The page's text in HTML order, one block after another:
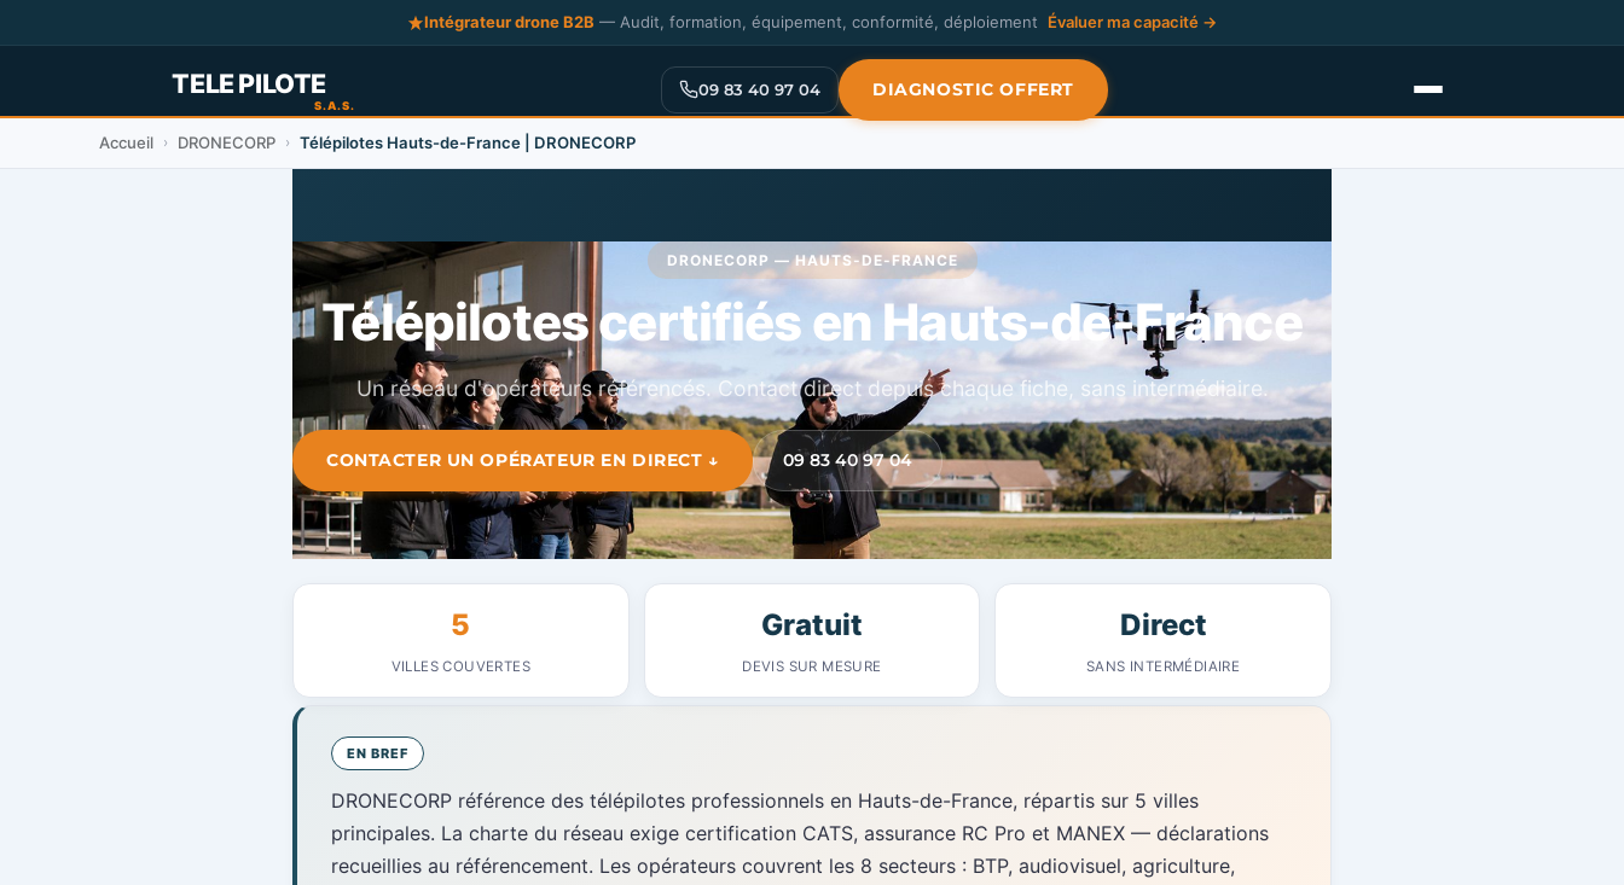
Intégrateur drone B2B — Audit, formation, équipement, conformité, déploiement Évaluer ma capacité →
09 83 40 97 04 DIAGNOSTIC OFFERT
Accueil › DRONECORP › Télépilotes Hauts-de-France | DRONECORP
DRONECORP — HAUTS-DE-FRANCE
Télépilotes certifiés en Hauts-de-France
Un réseau d'opérateurs référencés. Contact direct depuis chaque fiche, sans intermédiaire.
CONTACTER UN OPÉRATEUR EN DIRECT ↓ 09 83 40 97 04
5
VILLES COUVERTES
Gratuit
DEVIS SUR MESURE
Direct
SANS INTERMÉDIAIRE
EN BREF
DRONECORP référence des télépilotes professionnels en Hauts-de-France, répartis sur 5 villes
principales. La charte du réseau exige certification CATS, assurance RC Pro et MANEX — déclarations
recueillies au référencement. Les opérateurs couvrent les 8 secteurs : BTP, audiovisuel, agriculture,